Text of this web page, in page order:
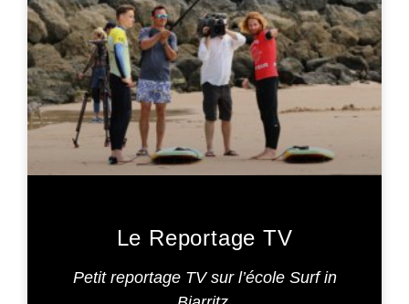
Le Reportage TV
Petit reportage TV sur l’école Surf in